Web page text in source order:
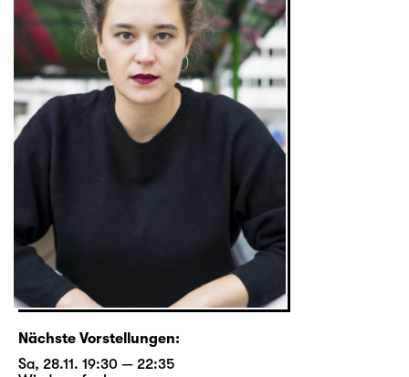
Nächste Vorstellungen:
Sa, 28.11. 19:30 — 22:35